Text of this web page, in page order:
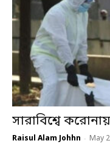
সারাবিশ্বে
Raisul Alam Johhn - May